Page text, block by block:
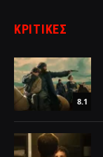
ΚΡΙΤΙΚΈΣ
8.1